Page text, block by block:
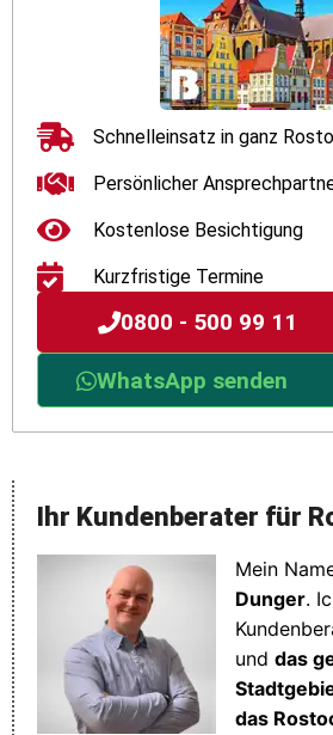
Schnelleinsatz in ganz
Persönlicher
Kostenlose Besichtigung
Kurzfristige Termine
0800 - 500 99 11
WhatsApp senden
Ihr Kundenberater für
Mein
Dunger.
und das
das